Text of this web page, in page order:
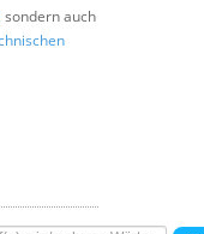
, sondern auch